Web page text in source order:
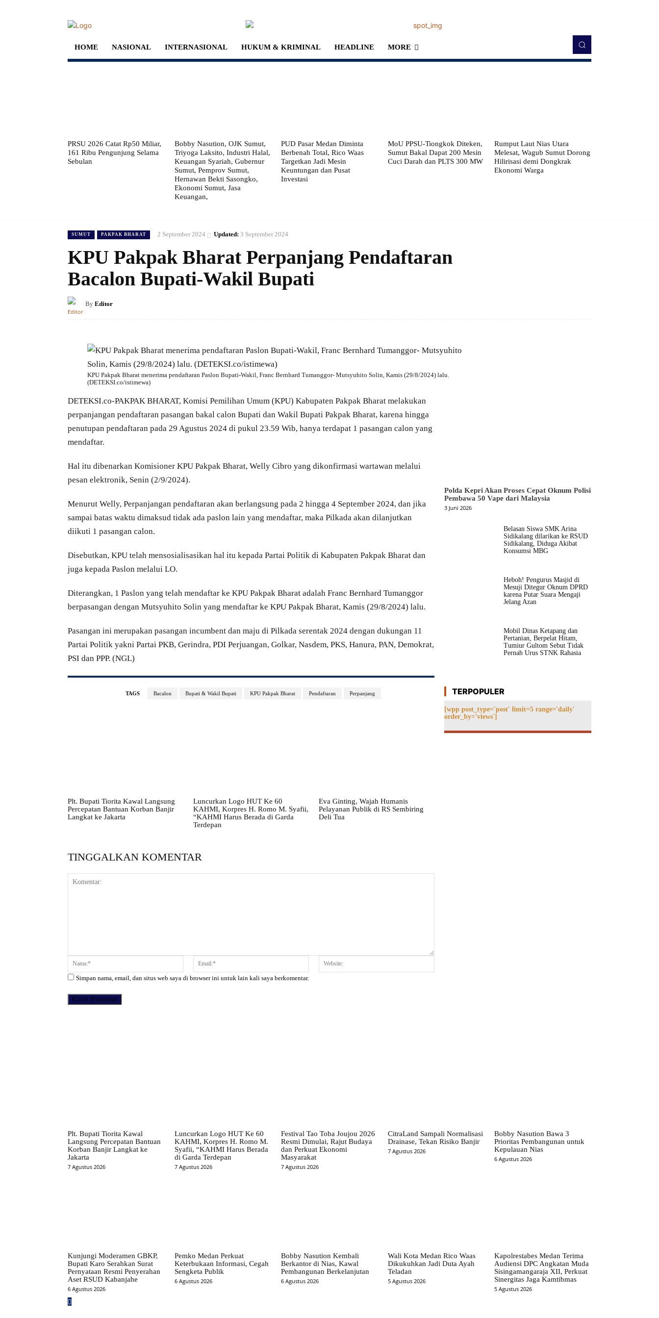
HOME NASIONAL INTERNASIONAL HUKUM & KRIMINAL HEADLINE MORE
PRSU 2026 Catat Rp50 Miliar,
161 Ribu Pengunjung Selama
Sebulan
Bobby Nasution, OJK Sumut,
Triyoga Laksito, Industri Halal,
Keuangan Syariah, Gubernur
Sumut, Pemprov Sumut,
Hernawan Bekti Sasongko,
Ekonomi Sumut, Jasa
Keuangan,
PUD Pasar Medan Diminta
Berbenah Total, Rico Waas
Targetkan Jadi Mesin
Keuntungan dan Pusat
Investasi
MoU PPSU-Tiongkok Diteken,
Sumut Bakal Dapat 200 Mesin
Cuci Darah dan PLTS 300 MW
Rumput Laut Nias Utara
Melesat, Wagub Sumut Dorong
Hilirisasi demi Dongkrak
Ekonomi Warga
SUMUT PAKPAK BHARAT 2 September 2024 Updated: 3 September 2024
KPU Pakpak Bharat Perpanjang Pendaftaran
Bacalon Bupati-Wakil Bupati
By Editor
KPU Pakpak Bharat menerima pendaftaran Paslon Bupati-Wakil, Franc Bernhard Tumanggor- Mutsyuhito Solin, Kamis (29/8/2024) lalu.
(DETEKSI.co/istimewa)
DETEKSI.co-PAKPAK BHARAT, Komisi Pemilihan Umum (KPU) Kabupaten Pakpak Bharat melakukan
perpanjangan pendaftaran pasangan bakal calon Bupati dan Wakil Bupati Pakpak Bharat, karena hingga
penutupan pendaftaran pada 29 Agustus 2024 di pukul 23.59 Wib, hanya terdapat 1 pasangan calon yang
mendaftar.
Hal itu dibenarkan Komisioner KPU Pakpak Bharat, Welly Cibro yang dikonfirmasi wartawan melalui
pesan elektronik, Senin (2/9/2024).
Menurut Welly, Perpanjangan pendaftaran akan berlangsung pada 2 hingga 4 September 2024, dan jika
sampai batas waktu dimaksud tidak ada paslon lain yang mendaftar, maka Pilkada akan dilanjutkan
diikuti 1 pasangan calon.
Disebutkan, KPU telah mensosialisasikan hal itu kepada Partai Politik di Kabupaten Pakpak Bharat dan
juga kepada Paslon melalui LO.
Diterangkan, 1 Paslon yang telah mendaftar ke KPU Pakpak Bharat adalah Franc Bernhard Tumanggor
berpasangan dengan Mutsyuhito Solin yang mendaftar ke KPU Pakpak Bharat, Kamis (29/8/2024) lalu.
Pasangan ini merupakan pasangan incumbent dan maju di Pilkada serentak 2024 dengan dukungan 11
Partai Politik yakni Partai PKB, Gerindra, PDI Perjuangan, Golkar, Nasdem, PKS, Hanura, PAN, Demokrat,
PSI dan PPP. (NGL)
TAGS Bacalon Bupati & Wakil Bupati KPU Pakpak Bharat Pendaftaran Perpanjang
Plt. Bupati Tiorita Kawal Langsung
Percepatan Bantuan Korban Banjir
Langkat ke Jakarta
Luncurkan Logo HUT Ke 60
KAHMI, Korpres H. Romo M. Syafii,
“KAHMI Harus Berada di Garda
Terdepan
Eva Ginting, Wajah Humanis
Pelayanan Publik di RS Sembiring
Deli Tua
TINGGALKAN KOMENTAR
Komentar: Nama:* Email:*
Simpan nama, email, dan situs web saya di browser ini untuk lain kali saya berkomentar.
Polda Kepri Akan Proses Cepat Oknum Polisi
Pembawa 50 Vape dari Malaysia
3 Juni 2026
Belasan Siswa SMK Arina
Sidikalang dilarikan ke RSUD
Sidikalang, Diduga Akibat
Konsumsi MBG
Heboh! Pengurus Masjid di
Mesuji Ditegur Oknum DPRD
karena Putar Suara Mengaji
Jelang Azan
Mobil Dinas Ketapang dan
Pertanian, Berpelat Hitam,
Tumiur Gultom Sebut Tidak
Pernah Urus STNK Rahasia
TERPOPULER
[wpp post_type='post' limit=5 range='daily'
order_by='views']
Plt. Bupati Tiorita Kawal
Langsung Percepatan Bantuan
Korban Banjir Langkat ke
Jakarta
7 Agustus 2026
Luncurkan Logo HUT Ke 60
KAHMI, Korpres H. Romo M.
Syafii, “KAHMI Harus Berada
di Garda Terdepan
7 Agustus 2026
Festival Tao Toba Joujou 2026
Resmi Dimulai, Rajut Budaya
dan Perkuat Ekonomi
Masyarakat
7 Agustus 2026
CitraLand Sampali Normalisasi
Drainase, Tekan Risiko Banjir
7 Agustus 2026
Bobby Nasution Bawa 3
Prioritas Pembangunan untuk
Kepulauan Nias
6 Agustus 2026
Kunjungi Moderamen GBKP,
Bupati Karo Serahkan Surat
Pernyataan Resmi Penyerahan
Aset RSUD Kabanjahe
6 Agustus 2026
Pemko Medan Perkuat
Keterbukaan Informasi, Cegah
Sengketa Publik
6 Agustus 2026
Bobby Nasution Kembali
Berkantor di Nias, Kawal
Pembangunan Berkelanjutan
6 Agustus 2026
Wali Kota Medan Rico Waas
Dikukuhkan Jadi Duta Ayah
Teladan
5 Agustus 2026
Kapolrestabes Medan Terima
Audiensi DPC Angkatan Muda
Sisingamangaraja XII, Perkuat
Sinergitas Jaga Kamtibmas
5 Agustus 2026